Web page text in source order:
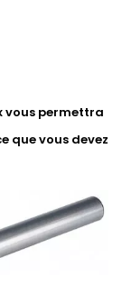
vous permettra
que vous devez